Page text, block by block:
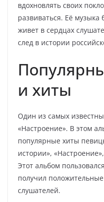
вдохновлять своих
развиваться. Её
живет в сердцах
след в истории
и хиты
Один из самых
«Настроение». В этом
популярные хиты
истории»,
Этот альбом
получил
слушателей.